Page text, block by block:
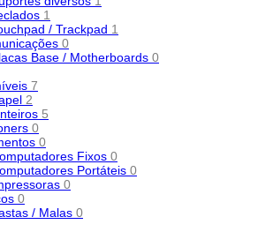
1
/ Trackpad 1
0
Base / Motherboards 0
7
2
5
0
0
Fixos 0
Portáteis 0
0
0
/ Malas 0